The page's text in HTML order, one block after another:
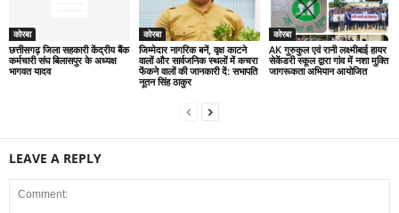
कोरबा
छत्तीसगढ़ जिला सहकारी केंद्रीय बैंक
कर्मचारी संघ बिलासपुर के अध्यक्ष
भागवत यादव
कोरबा
जिम्मेदार नागरिक बनें, वृक्ष काटने
वालों और सार्वजनिक स्थलों में कचरा
फेंकने वालों की जानकारी दें: सभापति
नूतन सिंह ठाकुर
कोरबा
AK गुरुकुल एवं रानी लक्ष्मीबाई हायर
सेकेंडरी स्कूल द्वारा गांव में नशा मुक्ति
जागरूकता अभियान आयोजित
LEAVE A REPLY